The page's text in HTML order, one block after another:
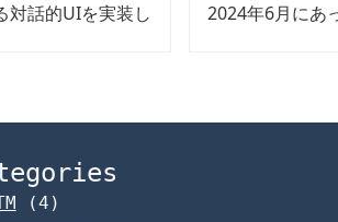
話的UIを実装し
2024年6月にあ
(4)